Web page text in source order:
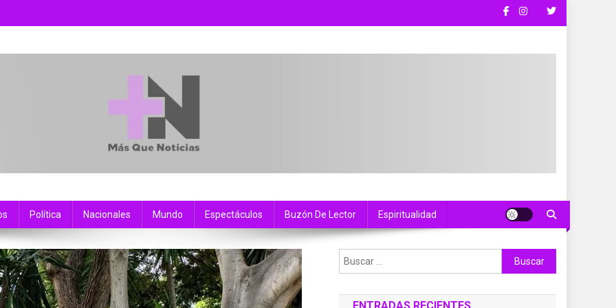
Política Nacionales Mundo Espectáculos Buzón De Lector Espiritualidad
Buscar: